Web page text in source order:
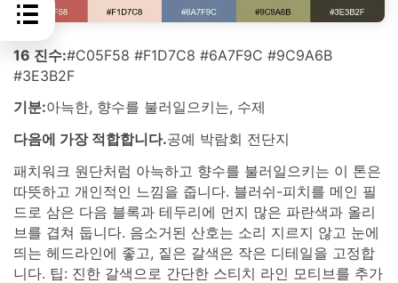
16 진수:#C05F58 #F1D7C8 #6A7F9C #9C9A6B
#3E3B2F
기분:아늑한, 향수를 불러일으키는, 수제
다음에 가장 적합합니다.공예 박람회 전단지
패치워크 원단처럼 아늑하고 향수를 불러일으키는 이 톤은
따뜻하고 개인적인 느낌을 줍니다. 블러쉬-피치를 메인 필
드로 삼은 다음 블록과 테두리에 먼지 많은 파란색과 올리
브를 겹쳐 둡니다. 음소거된 산호는 소리 지르지 않고 눈에
띄는 헤드라인에 좋고, 짙은 갈색은 작은 디테일을 고정합
니다. 팁: 진한 갈색으로 간단한 스티치 라인 모티브를 추가